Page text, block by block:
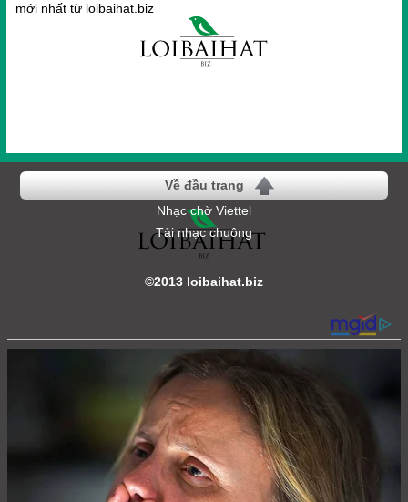
mới nhất từ loibaihat.biz
Về đầu trang
Nhạc chờ Viettel
Tải nhạc chuông
©2013 loibaihat.biz